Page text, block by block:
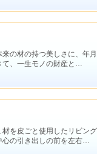
の材の持つ美しさに、年
て、一生モノの財産と…
を皮ごと使用したリビン
心の引き出しの前を左右…